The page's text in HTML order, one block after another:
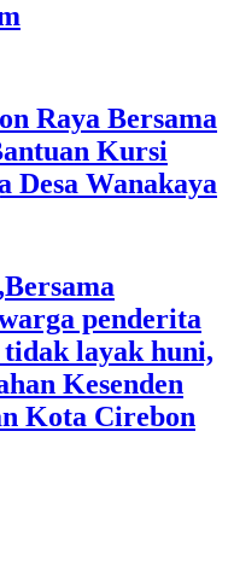
Raya Bersama
Kursi
Desa Wanakaya
penderita
layak huni,
Kesenden
Kota Cirebon